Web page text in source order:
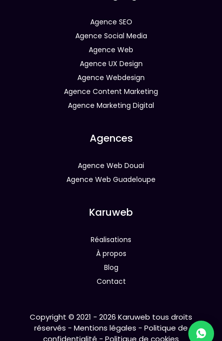
Agence SEO
Agence Social Media
Agence Web
Agence UX Design
Agence Webdesign
Agence Content Marketing
Agence Marketing Digital
Agences
Agence Web Douai
Agence Web Guadeloupe
Karuweb
Réalisations
À propos
Blog
Contact
Copyright © 2021 - 2026 Karuweb tous droits
réservés - Mentions légales - Politique de
confidentialité - Politique de cookies